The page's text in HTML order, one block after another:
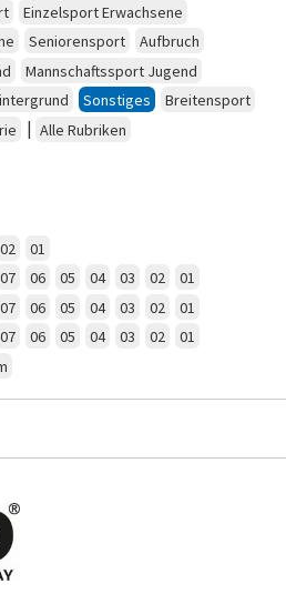
Einzelsport Erwachsene
Seniorensport
Aufbruch
Mannschaftssport Jugend
Sonstiges
Breitensport
| Alle Rubriken
02 01
07 06 05 04 03 02 01
07 06 05 04 03 02 01
07 06 05 04 03 02
01